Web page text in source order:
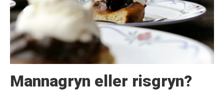
Mannagryn eller risgryn?